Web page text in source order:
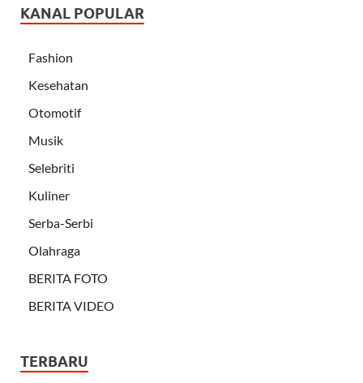
KANAL POPULAR
Fashion
Kesehatan
Otomotif
Musik
Selebriti
Kuliner
Serba-Serbi
Olahraga
BERITA FOTO
BERITA VIDEO
TERBARU